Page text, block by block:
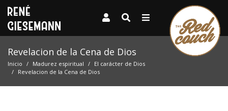
Revelacion de la Cena de Dios
Inicio Madurez espiritual
El carácter de Dios
Revelacion de la Cena de Dios